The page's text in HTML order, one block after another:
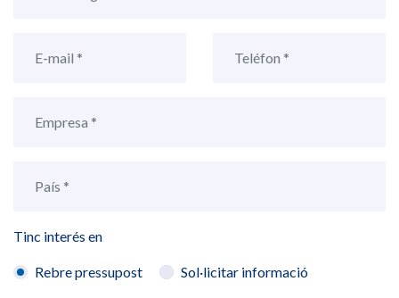
Tinc interés en
Rebre pressupost Sol·licitar informació